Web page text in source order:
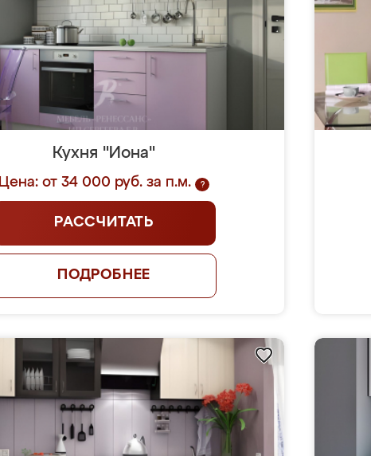
Кухня "Иона"
Цена: от 34 000 руб. за п.м. ?
РАССЧИТАТЬ
ПОДРОБНЕЕ